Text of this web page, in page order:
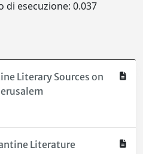
di esecuzione: 0.037
Literary Sources on
Literature